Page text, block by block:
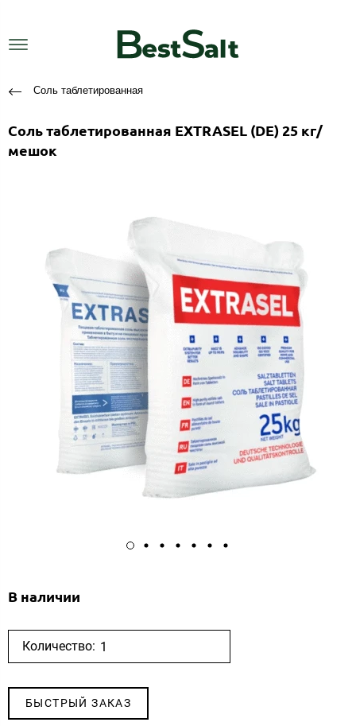
Соль таблетированная
Соль таблетированная EXTRASEL (DE) 25 кг/
мешок
В наличии
Количество:
БЫСТРЫЙ ЗАКАЗ